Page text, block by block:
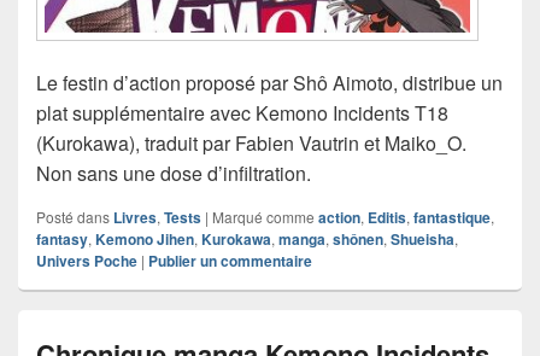
Le festin d’action proposé par Shô Aimoto, distribue un
plat supplémentaire avec Kemono Incidents T18
(Kurokawa), traduit par Fabien Vautrin et Maiko_O.
Non sans une dose d’infiltration.
Posté dans Livres, Tests | Marqué comme action, Editis, fantastique,
fantasy, Kemono Jihen, Kurokawa, manga, shônen, Shueisha,
Univers Poche | Publier un commentaire